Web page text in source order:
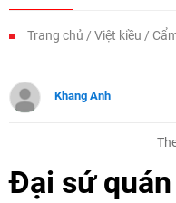
Trang chủ Việt kiều
Khang Anh
Đại sứ